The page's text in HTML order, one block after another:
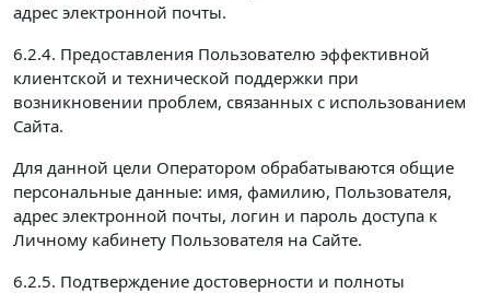
адрес электронной почты.
6.2.4. Предоставления Пользователю эффективной
клиентской и технической поддержки при
возникновении проблем, связанных с использованием
Сайта.
Для данной цели Оператором обрабатываются общие
персональные данные: имя, фамилию, Пользователя,
адрес электронной почты, логин и пароль доступа к
Личному кабинету Пользователя на Сайте.
6.2.5. Подтверждение достоверности и полноты